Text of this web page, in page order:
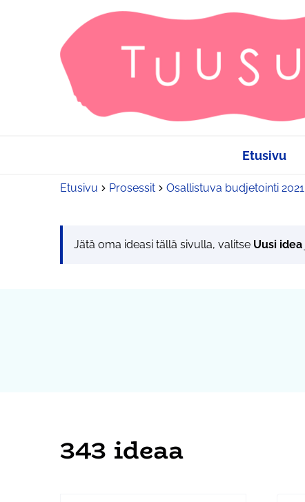
Etusivu
Etusivu Prosessit Osallistuva budjetointi 2021
Jätä oma ideasi tällä sivulla, valitse Uusi idea
343 ideaa